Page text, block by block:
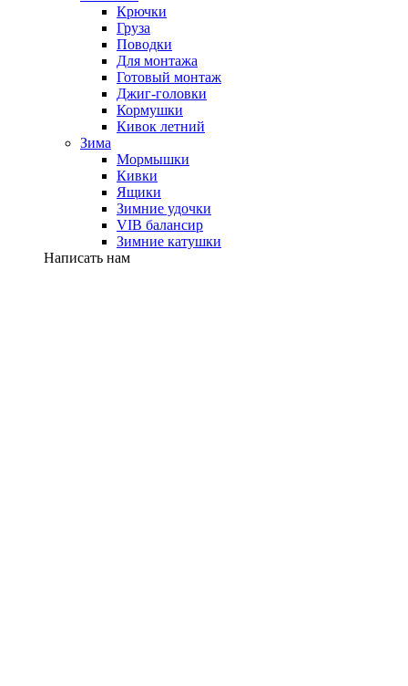
Крючки
Груза
Поводки
Для монтажа
Готовый монтаж
Джиг-головки
Кормушки
Кивок летний
Зима
Мормышки
Кивки
Ящики
Зимние удочки
VIB балансир
Зимние катушки
Написать нам